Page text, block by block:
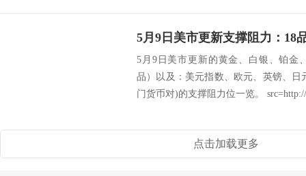
5月9日美市更新的黄金、白银、铂金
品）以及：美元指数、欧元、英镑、
门货币对)的支撑阻力位一览。
点击加载更多